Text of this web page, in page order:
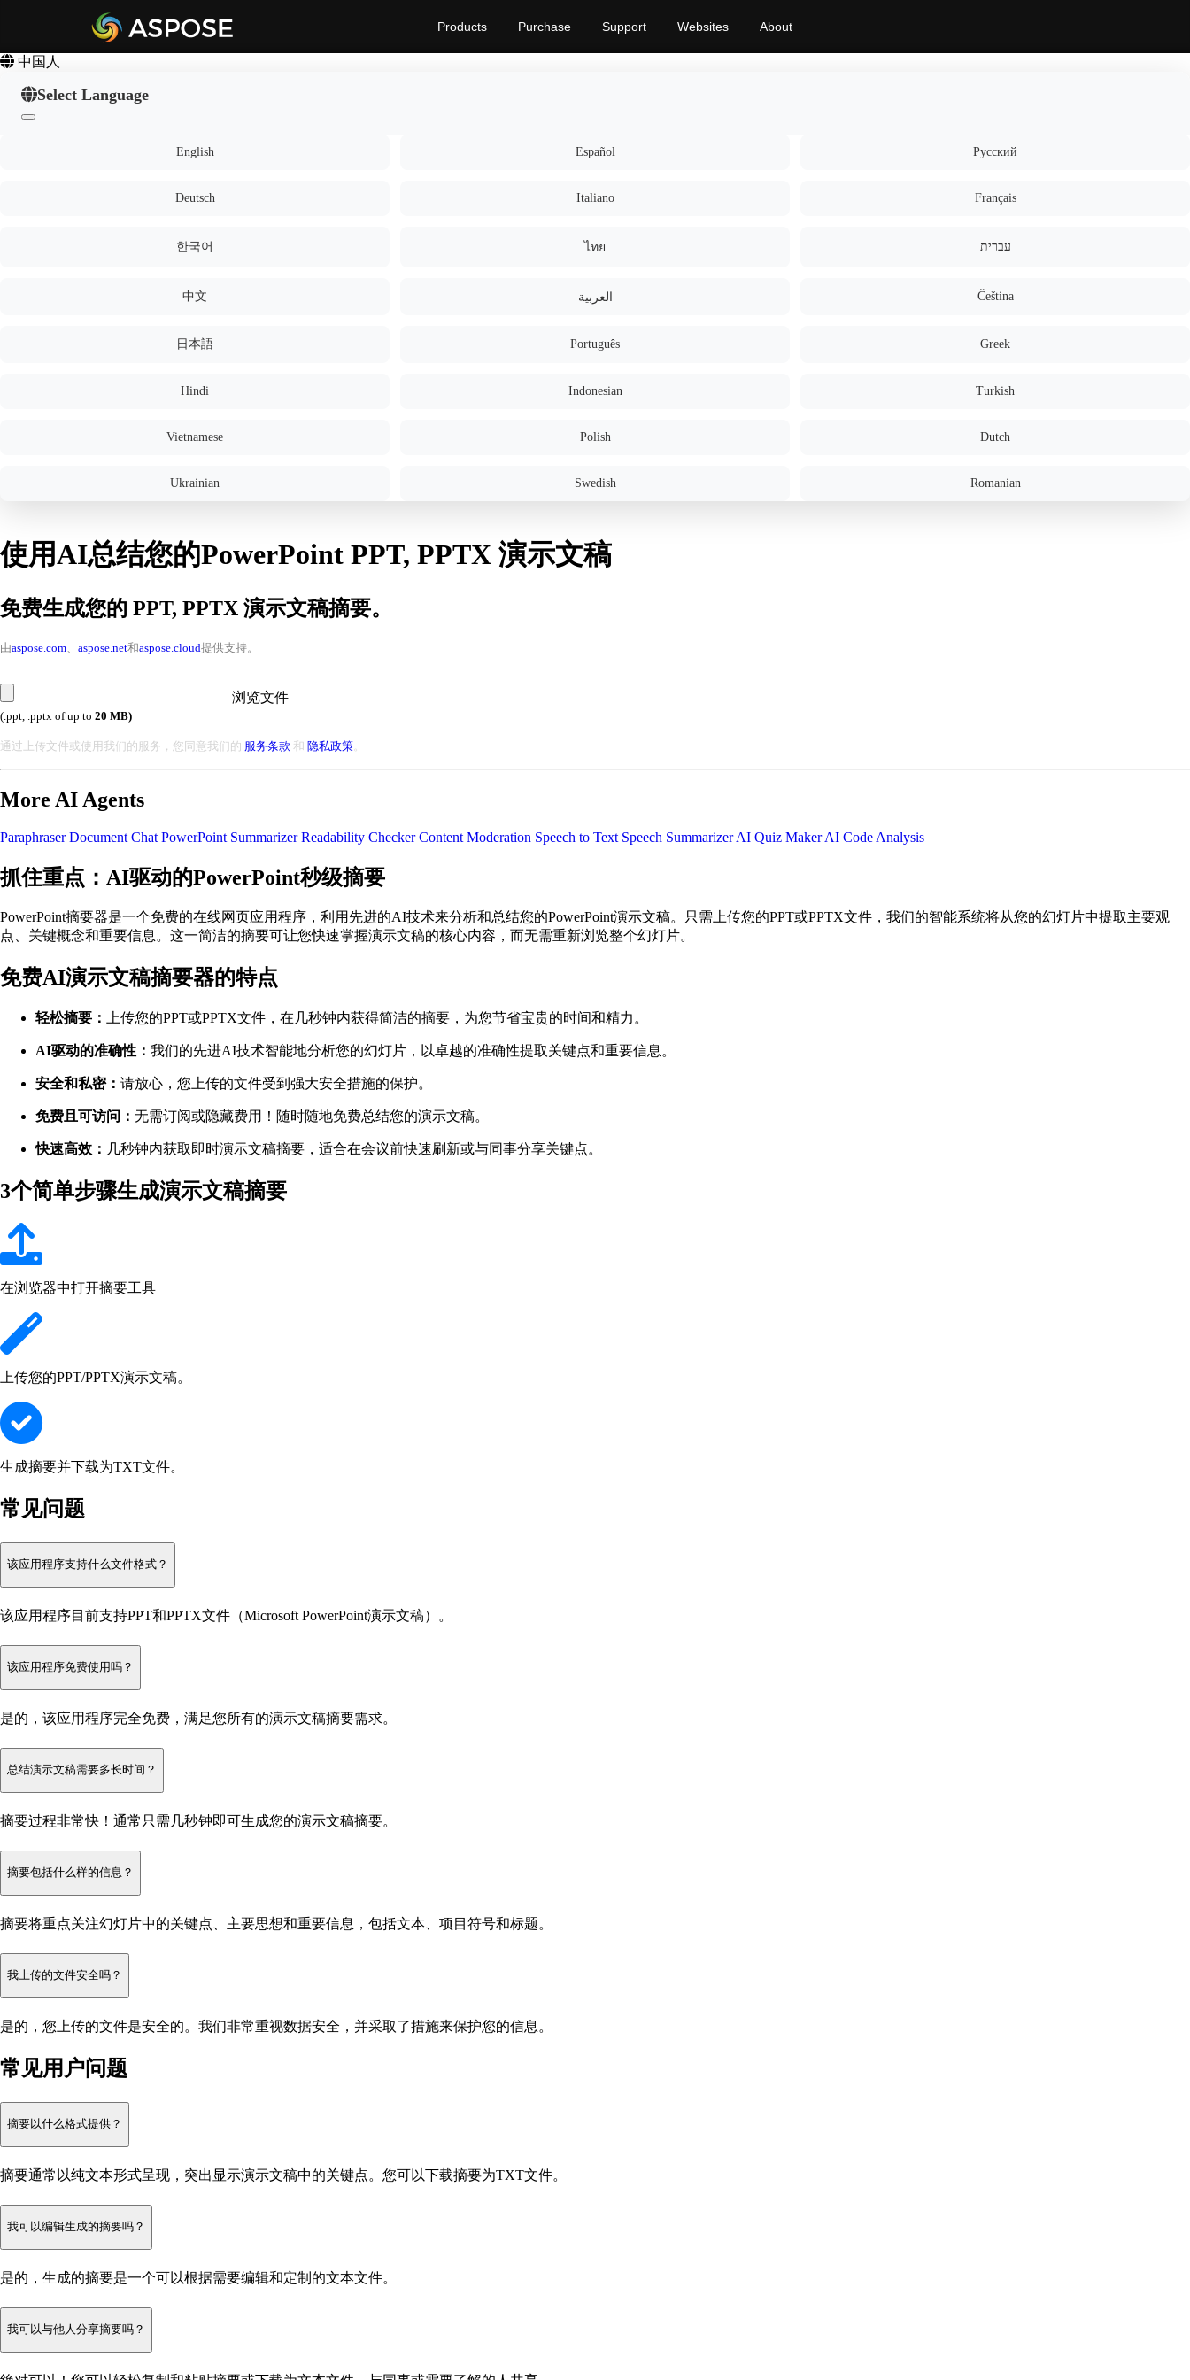
Products Purchase Support Websites About
中国人
Select Language
English Español Русский
Deutsch Italiano Français
한국어 ไทย עברית
中文 العربية Čeština
日本語 Português Greek
Hindi Indonesian Turkish
Vietnamese Polish Dutch
Ukrainian Swedish Romanian
使用AI总结您的PowerPoint PPT, PPTX 演示文稿
免费生成您的 PPT, PPTX 演示文稿摘要。
由aspose.com aspose.net和aspose.cloud提供支持。
浏览文件
(.ppt, .pptx of up to 20 MB)
通过上传文件或使用我们的服务，您同意我们的 服务条款 和 隐私政策
More AI Agents
Paraphraser Document Chat PowerPoint Summarizer Readability Checker Content Moderation Speech to Text Speech Summarizer AI Quiz Maker AI Code Analysis
抓住重点：AI驱动的PowerPoint秒级摘要
PowerPoint摘要器是一个免费的在线网页应用程序，利用先进的AI技术来分析和总结您的PowerPoint演示文稿。只需上传您的PPT或PPTX文件，我们的智能系统将从您的幻灯片中提取主要观
点、关键概念和重要信息。这一简洁的摘要可让您快速掌握演示文稿的核心内容，而无需重新浏览整个幻灯片。
免费AI演示文稿摘要器的特点
轻松摘要： 上传您的PPT或PPTX文件，在几秒钟内获得简洁的摘要，为您节省宝贵的时间和精力。
AI驱动的准确性： 我们的先进AI技术智能地分析您的幻灯片，以卓越的准确性提取关键点和重要信息。
安全和私密： 请放心，您上传的文件受到强大安全措施的保护。
免费且可访问： 无需订阅或隐藏费用！随时随地免费总结您的演示文稿。
快速高效： 几秒钟内获取即时演示文稿摘要，适合在会议前快速刷新或与同事分享关键点。
3个简单步骤生成演示文稿摘要
在浏览器中打开摘要工具
上传您的PPT/PPTX演示文稿。
生成摘要并下载为TXT文件。
常见问题
该应用程序支持什么文件格式？
该应用程序目前支持PPT和PPTX文件（Microsoft PowerPoint演示文稿）。
该应用程序免费使用吗？
是的，该应用程序完全免费，满足您所有的演示文稿摘要需求。
总结演示文稿需要多长时间？
摘要过程非常快！通常只需几秒钟即可生成您的演示文稿摘要。
摘要包括什么样的信息？
摘要将重点关注幻灯片中的关键点、主要思想和重要信息，包括文本、项目符号和标题。
我上传的文件安全吗？
是的，您上传的文件是安全的。我们非常重视数据安全，并采取了措施来保护您的信息。
常见用户问题
摘要以什么格式提供？
摘要通常以纯文本形式呈现，突出显示演示文稿中的关键点。您可以下载摘要为TXT文件。
我可以编辑生成的摘要吗？
是的，生成的摘要是一个可以根据需要编辑和定制的文本文件。
我可以与他人分享摘要吗？